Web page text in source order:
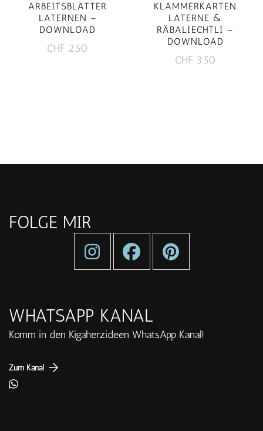
ARBEITSBLÄTTER
LATERNEN –
DOWNLOAD
CHF 2.50
KLAMMERKARTEN
LATERNE &
RÄBALIECHTLI –
DOWNLOAD
CHF 3.50
FOLGE MIR
WHATSAPP KANAL
Komm in den Kigaherzideen WhatsApp Kanal!
Zum Kanal